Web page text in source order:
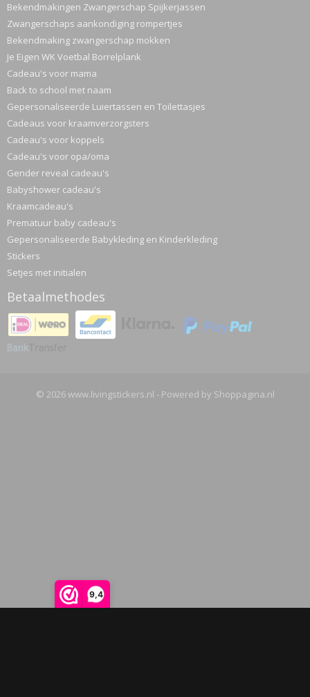
9,4
Bekendmakingen Zwangerschap Spijkerjassen
Zwangerschaps aankondiging rompertjes
Bekendmaking zwangerschap mokken
Je Eigen WK Voetbal Borrelplank
Cadeau's voor mama
Back to school met naam
Gepersonaliseerde Luiertassen en Toilettasjes
Cadeaus voor kraamverzorgsters
Cadeau's voor koppels
Cadeau's voor opa/oma
Gender reveal cadeau's
Babyshower cadeau's
Kraamcadeau's
Prematuur baby cadeau's
Gepersonaliseerde Babykleding en Kinderkleding
Stickers
Setjes met initialen
Betaalmethodes
© 2026 www.livingstickers.nl - Powered by Shoppagina.nl